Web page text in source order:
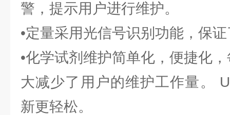
警，提示用户进行维护。
•定量采用光信号识别功能，保
•化学试剂维护简单化，便捷化
大减少了用户的维护工作量。
新更轻松。